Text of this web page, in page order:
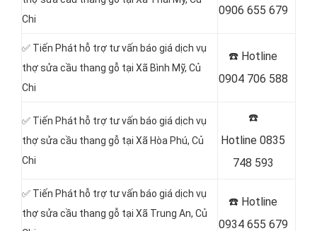
Chi
0906 655 679
✅ Tiến Phát hỗ trợ tư vấn báo giá dịch vụ
thợ sửa cầu thang gỗ tại Xã Bình Mỹ, Củ
Chi
☎️ Hotline
0904 706 588
✅ Tiến Phát hỗ trợ tư vấn báo giá dịch vụ
thợ sửa cầu thang gỗ tại Xã Hòa Phú, Củ
Chi
☎️
Hotline 0835
748 593
✅ Tiến Phát hỗ trợ tư vấn báo giá dịch vụ
thợ sửa cầu thang gỗ tại Xã Trung An, Củ
☎️ Hotline
0934 655 679